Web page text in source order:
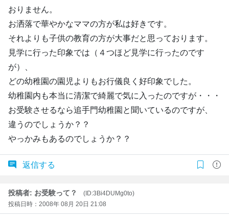
おりません。
お洒落で華やかなママの方が私は好きです。
それよりも子供の教育の方が大事だと思っております。
見学に行った印象では（４つほど見学に行ったのです
が）、
どの幼稚園の園児よりもお行儀良く好印象でした。
幼稚園内も本当に清潔で綺麗で気に入ったのですが・・・
お受験させるなら追手門幼稚園と聞いているのですが、
違うのでしょうか？？
やっかみもあるのでしょうか？？
返信する
投稿者: お受験って？
(ID:3Bi4DUMg0to)
投稿日時：2008年 08月 20日 21:08